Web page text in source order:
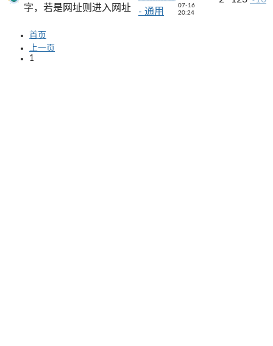
字，若是网址则进入网址
07-16
20:24
首页
上一页
1